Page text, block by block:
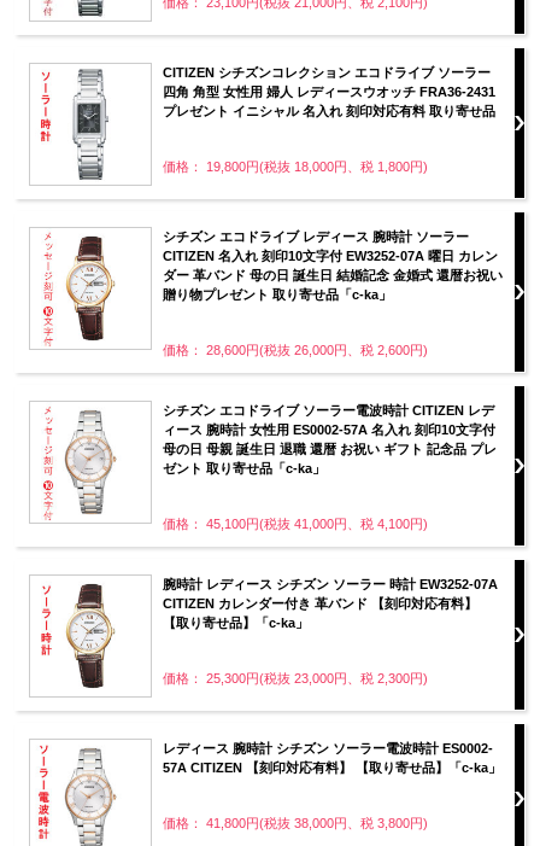
CITIZEN シチズンコレクション エコドライブ ソーラー
四角 角型 女性用 婦人 レディースウオッチ FRA36-2431
プレゼント イニシャル 名入れ 刻印対応有料 取り寄せ品
価格： 19,800円(税抜 18,000円、税 1,800円)
シチズン エコドライブ レディース 腕時計 ソーラー
CITIZEN 名入れ 刻印10文字付 EW3252-07A 曜日 カレン
ダー 革バンド 母の日 誕生日 結婚記念 金婚式 還暦お祝い
贈り物プレゼント 取り寄せ品「c-ka」
価格： 28,600円(税抜 26,000円、税 2,600円)
シチズン エコドライブ ソーラー電波時計 CITIZEN レデ
ィース 腕時計 女性用 ES0002-57A 名入れ 刻印10文字付
母の日 母親 誕生日 退職 還暦 お祝い ギフト 記念品 プレ
ゼント 取り寄せ品「c-ka」
価格： 45,100円(税抜 41,000円、税 4,100円)
腕時計 レディース シチズン ソーラー 時計 EW3252-07A
CITIZEN カレンダー付き 革バンド 【刻印対応有料】
【取り寄せ品】「c-ka」
価格： 25,300円(税抜 23,000円、税 2,300円)
レディース 腕時計 シチズン ソーラー電波時計 ES0002-
57A CITIZEN 【刻印対応有料】 【取り寄せ品】「c-ka」
価格： 41,800円(税抜 38,000円、税 3,800円)